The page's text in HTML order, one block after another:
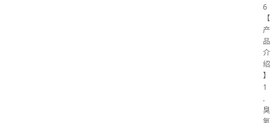
6
【
产
品
介
绍
】
1
.
臭